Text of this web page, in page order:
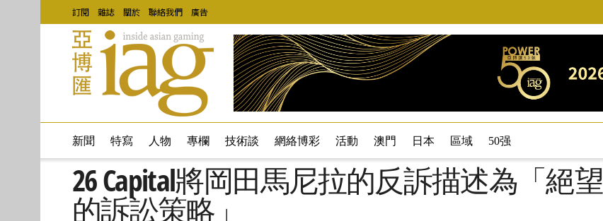
訂閱 雜誌 關於 聯絡我們 廣告
新聞 特寫 人物 專欄 技術談 網絡博彩 活動 澳門 日本 區域 50强
26 Capital將岡田馬尼拉的反訴描述為「絕望
的訴訟策略」